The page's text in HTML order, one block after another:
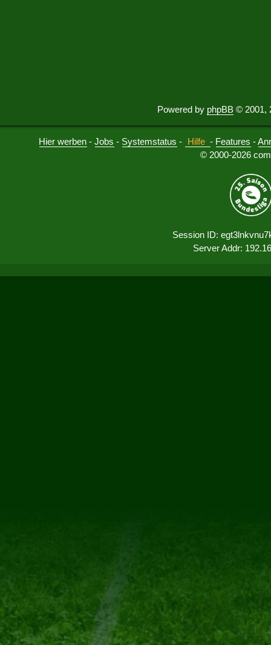
Powered by phpBB © 2001,
Hier werben -Jobs - Systemstatus - Hilfe - Features -
© 2000-2026
Session ID:
Server Addr: